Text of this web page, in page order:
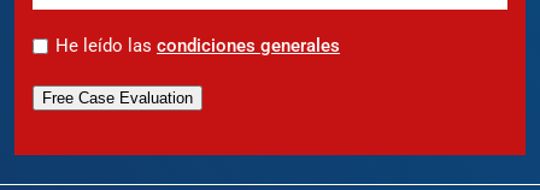
* He leído las condiciones generales
Free Case Evaluation